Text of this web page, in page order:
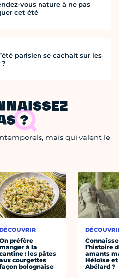
vous nature à ne pas
cet été
parisien se cachait sur les
?
?
mais qui valent le
DÉCOUVRIR
On préfère
manger à la
cantine : les pâtes
aux courgettes
façon bolognaise
l’histoire
amants
Héloïse et
Abélard ?